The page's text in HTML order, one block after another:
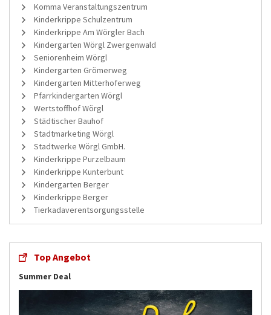
Komma Veranstaltungszentrum
Kinderkrippe Schulzentrum
Kinderkrippe Am Wörgler Bach
Kindergarten Wörgl Zwergenwald
Seniorenheim Wörgl
Kindergarten Grömerweg
Kindergarten Mitterhoferweg
Pfarrkindergarten Wörgl
Wertstoffhof Wörgl
Städtischer Bauhof
Stadtmarketing Wörgl
Stadtwerke Wörgl GmbH.
Kinderkrippe Purzelbaum
Kinderkrippe Kunterbunt
Kindergarten Berger
Kinderkrippe Berger
Tierkadaverentsorgungsstelle
Top Angebot
Summer Deal